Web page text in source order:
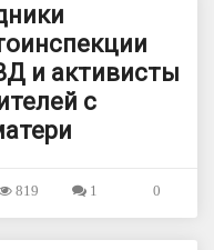
и активисты
с
0
1
819